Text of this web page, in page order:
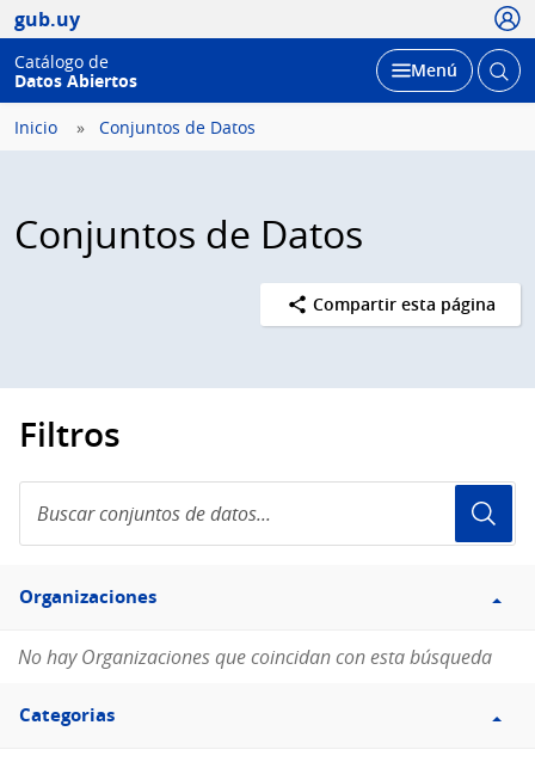
gub.uy
Catálogo de
Datos Abiertos
Desplegar
Menú Abrir
Inicio Conjuntos de Datos
Conjuntos de Datos
Compartir esta página
Filtros
conjuntos
de
Filtro
Organizaciones
Organizaciones
No hay Organizaciones que coincidan con esta búsqueda
Filtro
Categorias
Categorias